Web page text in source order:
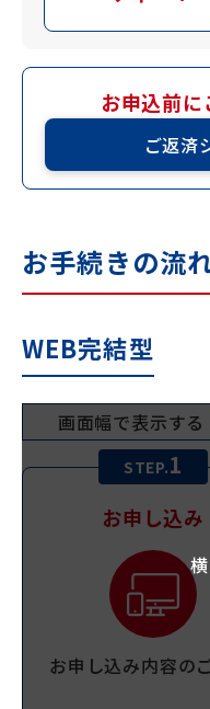
お申込前
ご返済
お手続きの流
WEB完結型
画面幅で表示する
STEP.1
お申し込み
お申し込み内容の